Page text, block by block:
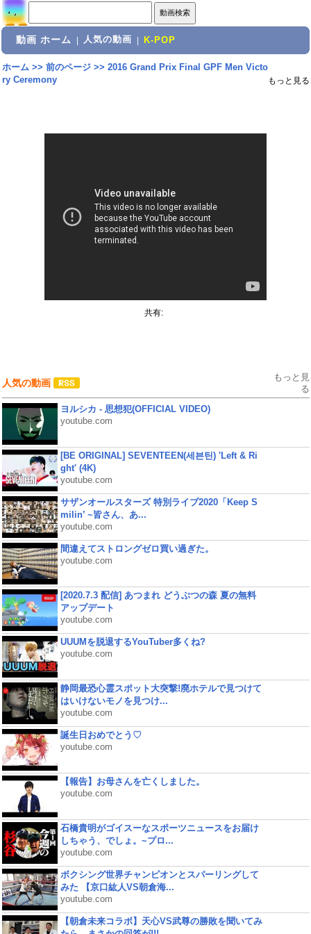
動画 ホーム 人気の動画 K-POP
ホーム>> 前のページ>> 2016 Grand Prix Final GPF Men Victo
ry Ceremony
もっと見る
共有:
人気の動画
もっと見
る
ヨルシカ - 思想犯(OFFICIAL VIDEO)
youtube.com
[BE ORIGINAL] SEVENTEEN(세븐틴) 'Left & Ri
ght' (4K)
youtube.com
サザンオールスターズ 特別ライブ2020「Keep S
milin’ ~皆さん、あ...
youtube.com
間違えてストロングゼロ買い過ぎた。
youtube.com
[2020.7.3 配信] あつまれ どうぶつの森 夏の無料
アップデート
youtube.com
UUUMを脱退するYouTuber多くね?
youtube.com
静岡最恐心霊スポット大突撃!廃ホテルで見つけて
はいけないモノを見つけ...
youtube.com
誕生日おめでとう♡
youtube.com
【報告】お母さんを亡くしました。
youtube.com
石橋貴明がゴイスーなスポーツニュースをお届け
しちゃう、でしょ。~プロ...
youtube.com
ボクシング世界チャンピオンとスパーリングして
みた 【京口紘人VS朝倉海...
youtube.com
【朝倉未来コラボ】天心VS武尊の勝敗を聞いてみ